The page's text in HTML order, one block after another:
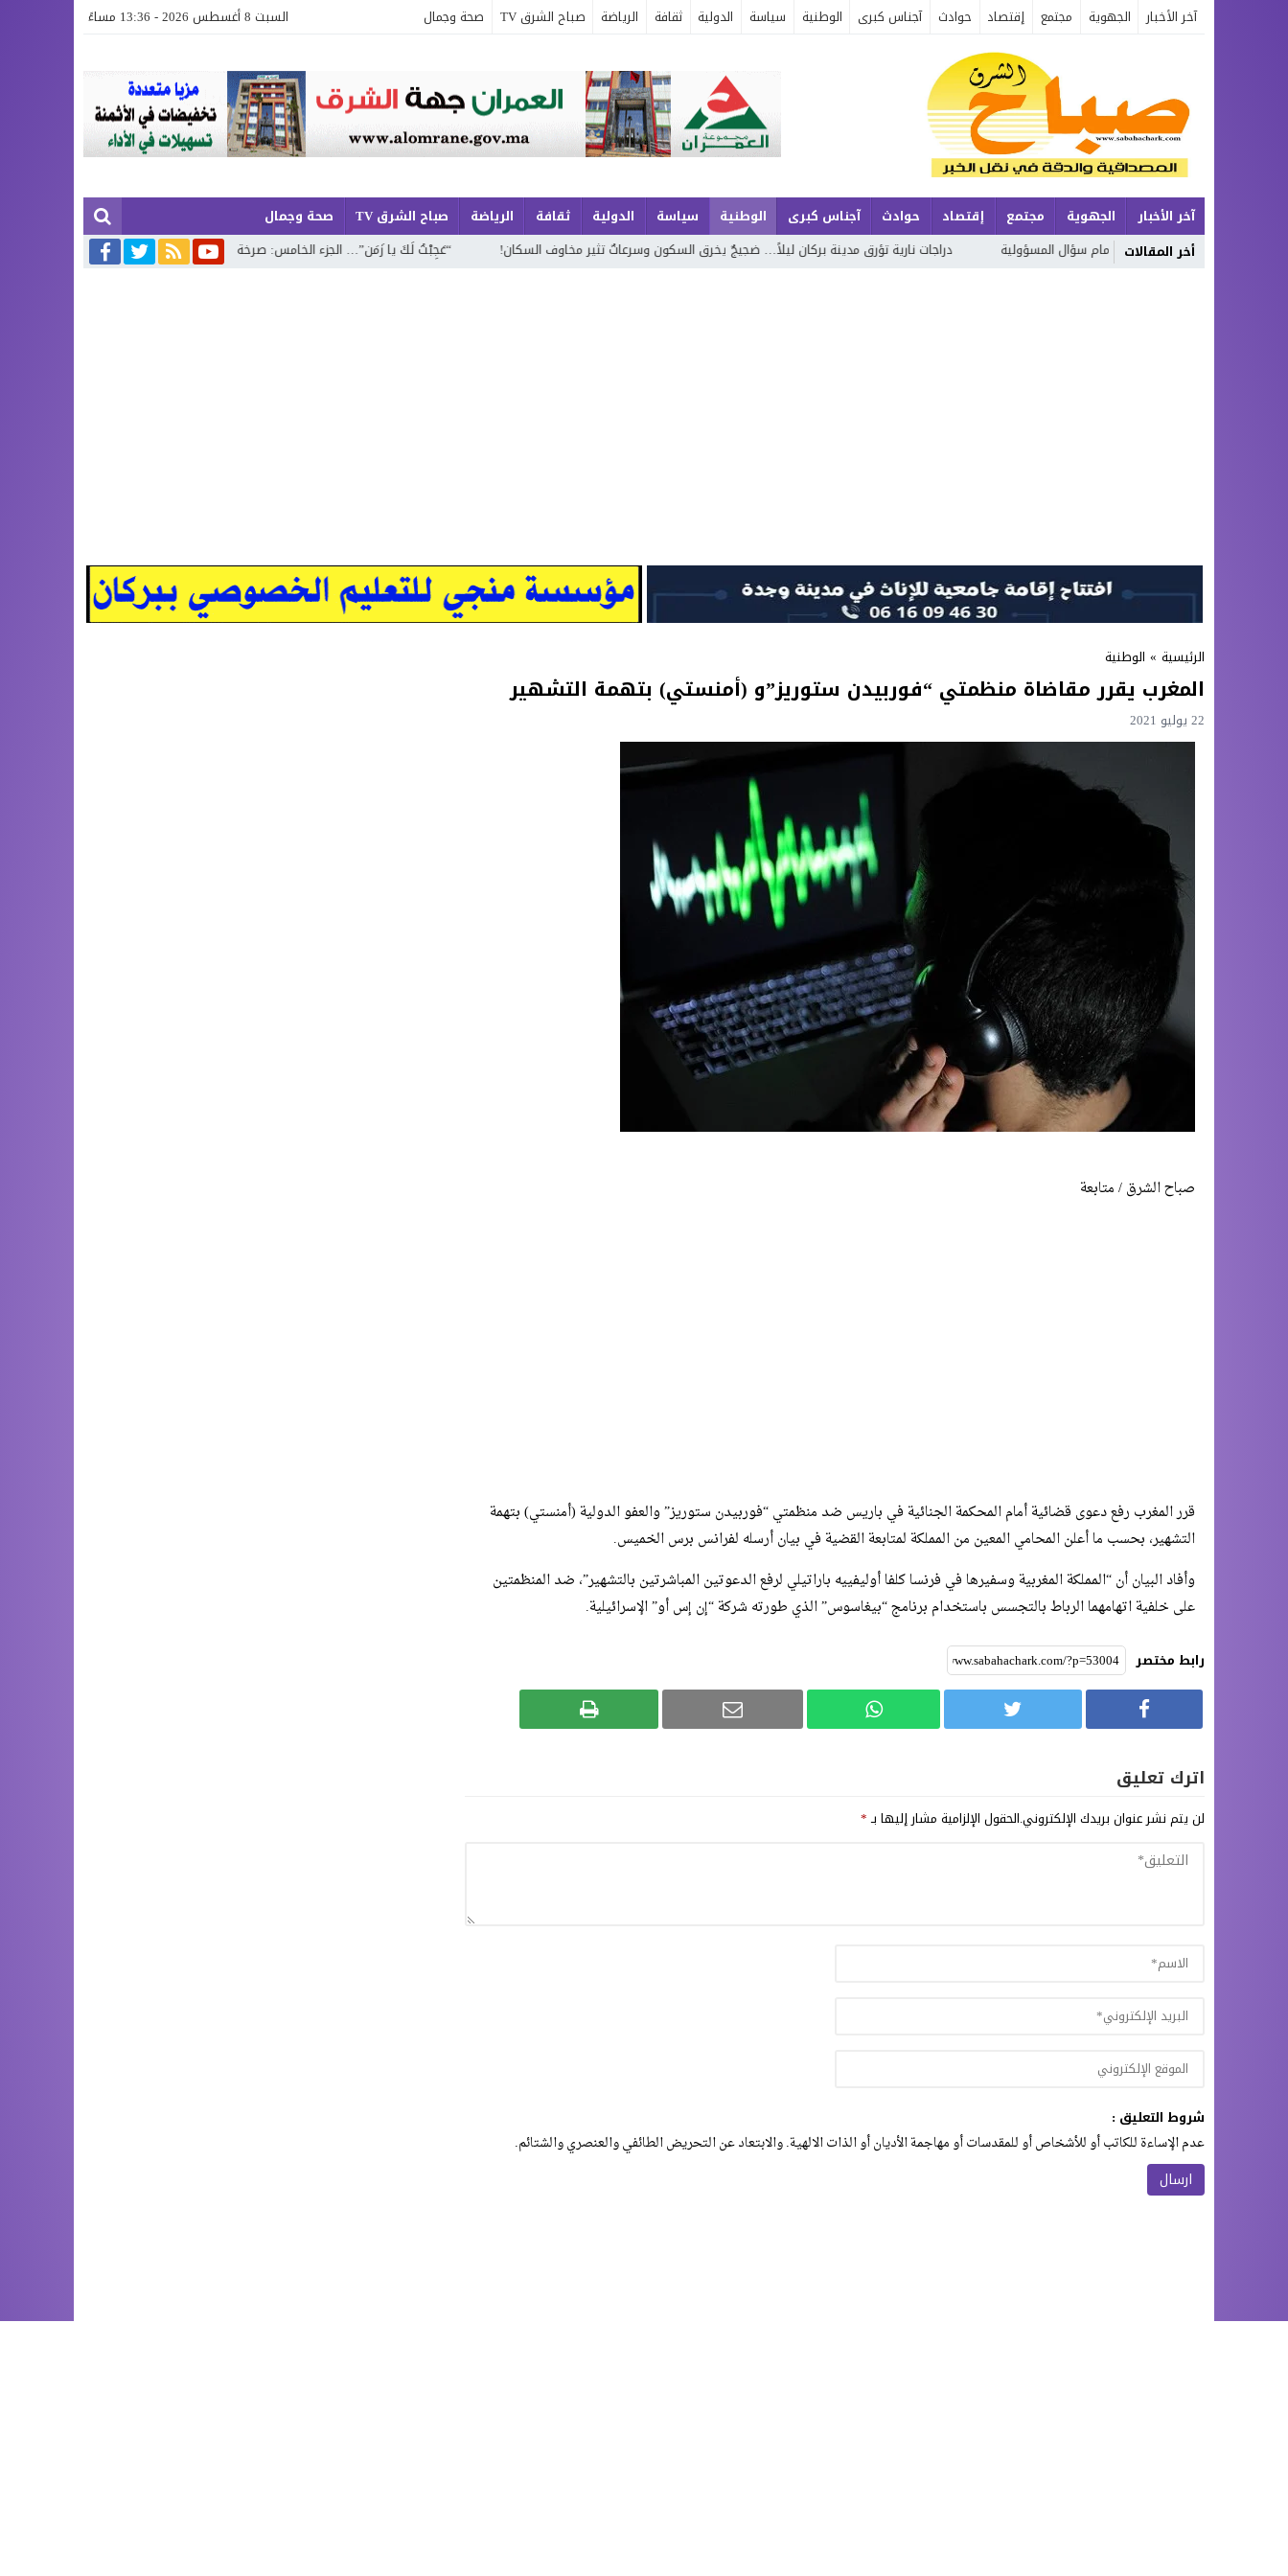
آخر الأخبار الجهوية مجتمع إقتصاد حوادث آجناس كبرى الوطنية سياسة الدولية ثقافة الرياضة صباح الشرق TV صحة وجمال السبت 8 أغسطس 2026 - 13:36 مساءً
آخر الأخبار الجهوية مجتمع إقتصاد حوادث آجناس كبرى الوطنية سياسة الدولية ثقافة الرياضة صباح الشرق TV
صحة وجمال
أخر المقالات
سلامة المواطنين أمام سؤال المسؤولية دراجات نارية تؤرق مدينة بركان ليلاً… ضجيجٌ يخرق السكون وسرعاتٌ تثير مخاوف السكان! “عَجِبْتُ لَكَ يا زَمَن”… الجزء الخامس: صرخة شعرية تستنطق وجع الإنسان وتحولات الزمن
الرئيسية » الوطنية
المغرب يقرر مقاضاة منظمتي “فوربيدن ستوريز”و (أمنستي) بتهمة التشهير
22 يوليو 2021
صباح الشرق / متابعة
قرر المغرب رفع دعوى قضائية أمام المحكمة الجنائية في باريس ضد منظمتي “فوربيدن ستوريز” والعفو الدولية (أمنستي) بتهمة
التشهير، بحسب ما أعلن المحامي المعين من المملكة لمتابعة القضية في بيان أرسله لفرانس برس الخميس.
وأفاد البيان أن “المملكة المغربية وسفيرها في فرنسا كلفا أوليفييه باراتيلي لرفع الدعوتين المباشرتين بالتشهير”، ضد المنظمتين
على خلفية اتهامهما الرباط بالتجسس باستخدام برنامج “بيغاسوس” الذي طورته شركة “إن إس أو” الإسرائيلية.
رابط مختصر
اترك تعليق
لن يتم نشر عنوان بريدك الإلكتروني.الحقول الإلزامية مشار إليها بـ*
شروط التعليق :
عدم الإساءة للكاتب أو للأشخاص أو للمقدسات أو مهاجمة الأديان أو الذات الالهية. والابتعاد عن التحريض الطائفي والعنصري والشتائم.